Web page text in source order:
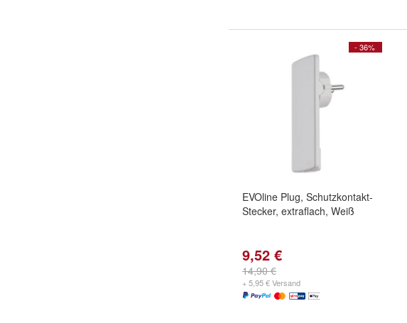
- 36%
EVOline Plug, Schutzkontakt-
Stecker, extraflach, Weiß
9,52 €
14,90 €
+ 5,95 € Versand